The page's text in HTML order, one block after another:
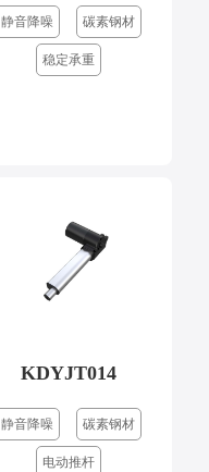
静音降噪 碳素钢材
稳定承重
KDYJT014
静音降噪 碳素钢材
电动推杆